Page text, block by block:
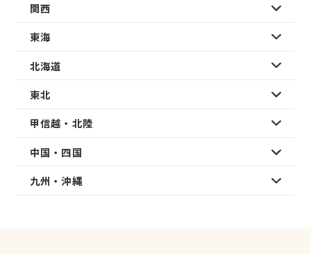
関西
東海
北海道
東北
甲信越・北陸
中国・四国
九州・沖縄